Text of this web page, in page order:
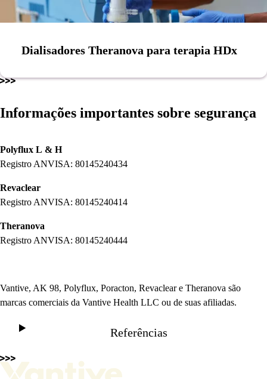
Dialisadores Theranova para terapia HDx
Informações importantes sobre segurança
Polyflux L & H
Registro ANVISA: 80145240434
Revaclear
Registro ANVISA: 80145240414
Theranova
Registro ANVISA: 80145240444
Vantive, AK 98, Polyflux, Poracton, Revaclear e Theranova são
marcas comerciais da Vantive Health LLC ou de suas afiliadas.
Referências